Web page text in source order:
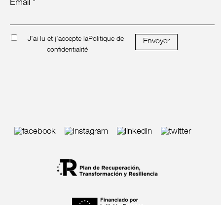
Email *
J'ai lu et j'accepte laPolitique de
confidentialité
Envoyer